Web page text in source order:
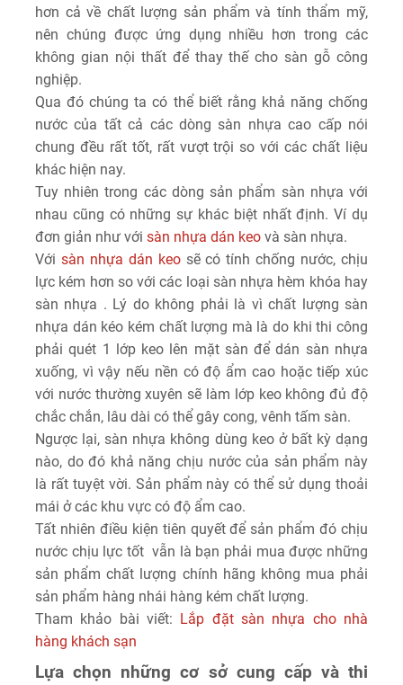
hơn cả về chất lượng sản phẩm và tính thẩm mỹ,
nên chúng được ứng dụng nhiều hơn trong các
không gian nội thất để thay thế cho sàn gỗ công
nghiệp.
Qua đó chúng ta có thể biết rằng khả năng chống
nước của tất cả các dòng sàn nhựa cao cấp nói
chung đều rất tốt, rất vượt trội so với các chất liệu
khác hiện nay.
Tuy nhiên trong các dòng sản phẩm sàn nhựa với
nhau cũng có những sự khác biệt nhất định. Ví dụ
đơn giản như với sàn nhựa dán keo và sàn nhựa.
Với sàn nhựa dán keosẽ có tính chống nước, chịu
lực kém hơn so với các loại sàn nhựa hèm khóa hay
sàn nhựa . Lý do không phải là vì chất lượng sàn
nhựa dán kéo kém chất lượng mà là do khi thi công
phải quét 1 lớp keo lên mặt sàn để dán sàn nhựa
xuống, vì vậy nếu nền có độ ẩm cao hoặc tiếp xúc
với nước thường xuyên sẽ làm lớp keo không đủ độ
chắc chắn, lâu dài có thể gây cong, vênh tấm sàn.
Ngược lại, sàn nhựa không dùng keo ở bất kỳ dạng
nào, do đó khả năng chịu nước của sản phẩm này
là rất tuyệt vời. Sản phẩm này có thể sử dụng thoải
mái ở các khu vực có độ ẩm cao.
Tất nhiên điều kiện tiên quyết để sản phẩm đó chịu
nước chịu lực tốt vẫn là bạn phải mua được những
sản phẩm chất lượng chính hãng không mua phải
sản phẩm hàng nhái hàng kém chất lượng.
Tham khảo bài viết: Lắp đặt sàn nhựa cho nhà
hàng khách sạn
Lựa chọn những cơ sở cung cấp và thi